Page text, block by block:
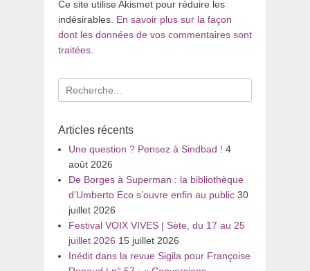
Ce site utilise Akismet pour réduire les
indésirables. En savoir plus sur la façon
dont les données de vos commentaires sont
traitées.
Recherche
pour
Articles récents
Une question ? Pensez à Sindbad ! 4
août 2026
De Borges à Superman : la bibliothèque
d’Umberto Eco s’ouvre enfin au public 30
juillet 2026
Festival VOIX VIVES | Sète, du 17 au 25
juillet 2026 15 juillet 2026
Inédit dans la revue Sigila pour Françoise